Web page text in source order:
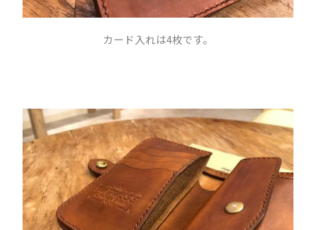
カード入れは4枚です。